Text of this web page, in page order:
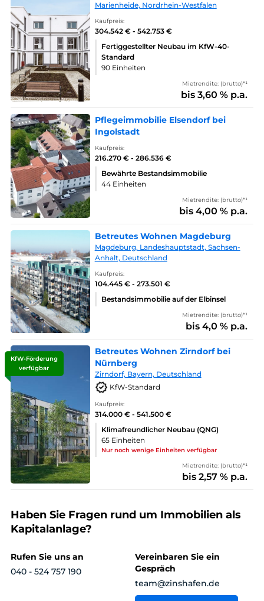
Marienheide, Nordrhein-Westfalen
Kaufpreis:
304.542 € - 542.753 €
Fertiggestellter Neubau im KfW-40-
Standard
90 Einheiten
Mietrendite: (brutto)*¹
bis 3,60 % p.a.
Pflegeimmobilie Elsendorf bei
Ingolstadt
Kaufpreis:
216.270 € - 286.536 €
Bewährte Bestandsimmobilie
44 Einheiten
Mietrendite: (brutto)*¹
bis 4,00 % p.a.
Betreutes Wohnen Magdeburg
Magdeburg, Landeshauptstadt, Sachsen-
Anhalt, Deutschland
Kaufpreis:
104.445 € - 273.501 €
Bestandsimmobilie auf der Elbinsel
Mietrendite: (brutto)*¹
bis 4,0 % p.a.
KfW-Förderung
verfügbar
Betreutes Wohnen Zirndorf bei
Nürnberg
Zirndorf, Bayern, Deutschland
KfW-Standard
Kaufpreis:
314.000 € - 541.500 €
Klimafreundlicher Neubau (QNG)
65 Einheiten
Nur noch wenige Einheiten verfügbar
Mietrendite: (brutto)*¹
bis 2,57 % p.a.
Haben Sie Fragen rund um Immobilien als
Kapitalanlage?
Rufen Sie uns an
040 - 524 757 190
Vereinbaren Sie ein
Gespräch
team@zinshafen.de